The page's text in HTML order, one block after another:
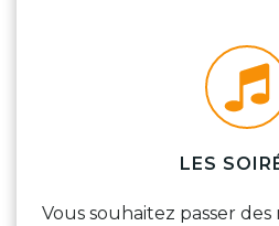
LES
Vous souhaitez passer